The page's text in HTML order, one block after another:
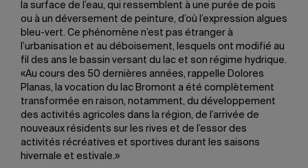
la surface de l’eau, qui ressemblent à une purée de pois
ou à un déversement de peinture, d’où l’expression algues
bleu-vert. Ce phénomène n’est pas étranger à
l’urbanisation et au déboisement, lesquels ont modifié au
fil des ans le bassin versant du lac et son régime hydrique.
«Au cours des 50 dernières années, rappelle Dolores
Planas, la vocation du lac Bromont a été complètement
transformée en raison, notamment, du développement
des activités agricoles dans la région, de l’arrivée de
nouveaux résidents sur les rives et de l’essor des
activités récréatives et sportives durant les saisons
hivernale et estivale.»